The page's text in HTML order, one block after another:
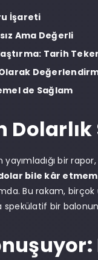
İşareti
Ama Değerli
Tarih
de Sağlam
yayımladığı bir
bile kâr
Bu rakam, birçok
spekülatif bir